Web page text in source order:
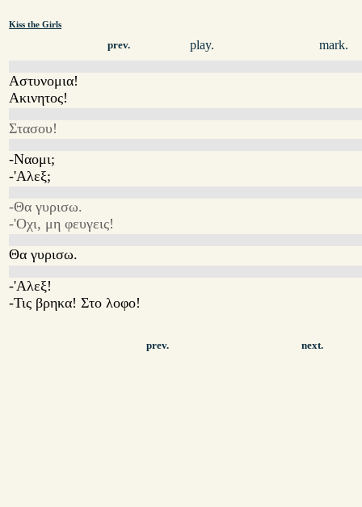
Kiss the Girls
prev. play. mark.
Αστυνομια!
Ακινητος!
Στασου!
-Ναομι;
-'Αλεξ;
-Θα γυρισω.
-'Οχι, μη φευγεις!
Θα γυρισω.
-'Αλεξ!
-Τις βρηκα! Στο λοφο!
prev. next.